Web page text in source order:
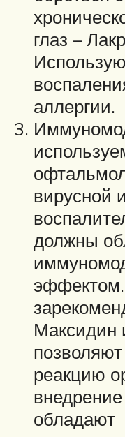
глаз –
аллергии.
вирусной
должны
Максидин
реакцию
обладают